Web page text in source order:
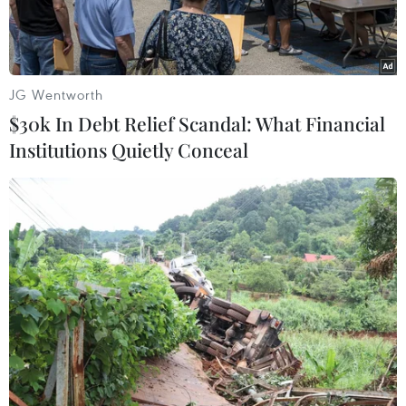
pháp.
Người di cư di chuyển qua bang Chiapas (Mexico) hướng tới
Mỹ ngày 9/6/2022. (Ảnh: AFP/TTXVN)
Vào đêm 11/5 giờ địa phương, Điều khoản 42,
chính sách hạn chế người di cư từ Mexico sang
JG Wentworth
$30k In Debt Relief Scandal: What Financial
Institutions Quietly Conceal